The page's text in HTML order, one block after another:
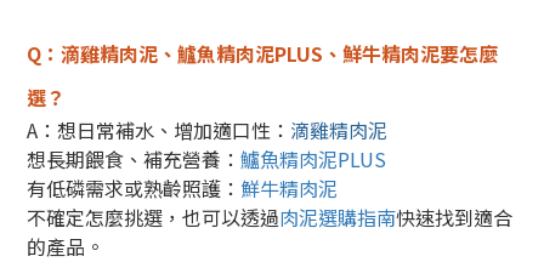
Q：滴雞精肉泥、鱸魚精肉泥PLUS、鮮牛精肉泥要怎麼
選？
A：想日常補水、增加適口性： 滴雞精肉泥
想長期餵食、補充營養： 鱸魚精肉泥PLUS
有低磷需求或熟齡照護： 鮮牛精肉泥
不確定怎麼挑選，也可以透過肉泥選購指南快速找到適合
的產品。